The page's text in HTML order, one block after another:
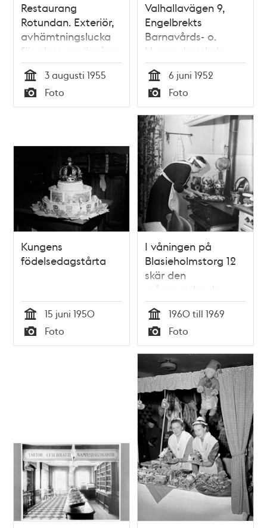
Restaurang
Rotundan. Exteriör,
avhämtningslucka
för glass, smörgåsar
och bakverk.
Tid
3 augusti 1955
Typ
Foto
Valhallavägen 9,
Engelbrekts
Barnavårds- o.
Husmodersskola.
Fröken Gudrun
Schaefer, elev på
husmoderskursen,
visar sin
examenstårta för
rektor Karin
Cronholm i
samband med
kursavslutning
Tid
6 juni 1952
Typ
Foto
Kungens
födelsedagstårta
Tid
15 juni 1950
Typ
Foto
I våningen på
Blasieholmstorg 12
skär den
mångsysslande
journalistveteranen
Anna-Stina Alkmans
hembiträde upp
bullkransen, klädd i
reglementsenlig
klädsel.
Tid
1960 till 1969
Typ
Foto